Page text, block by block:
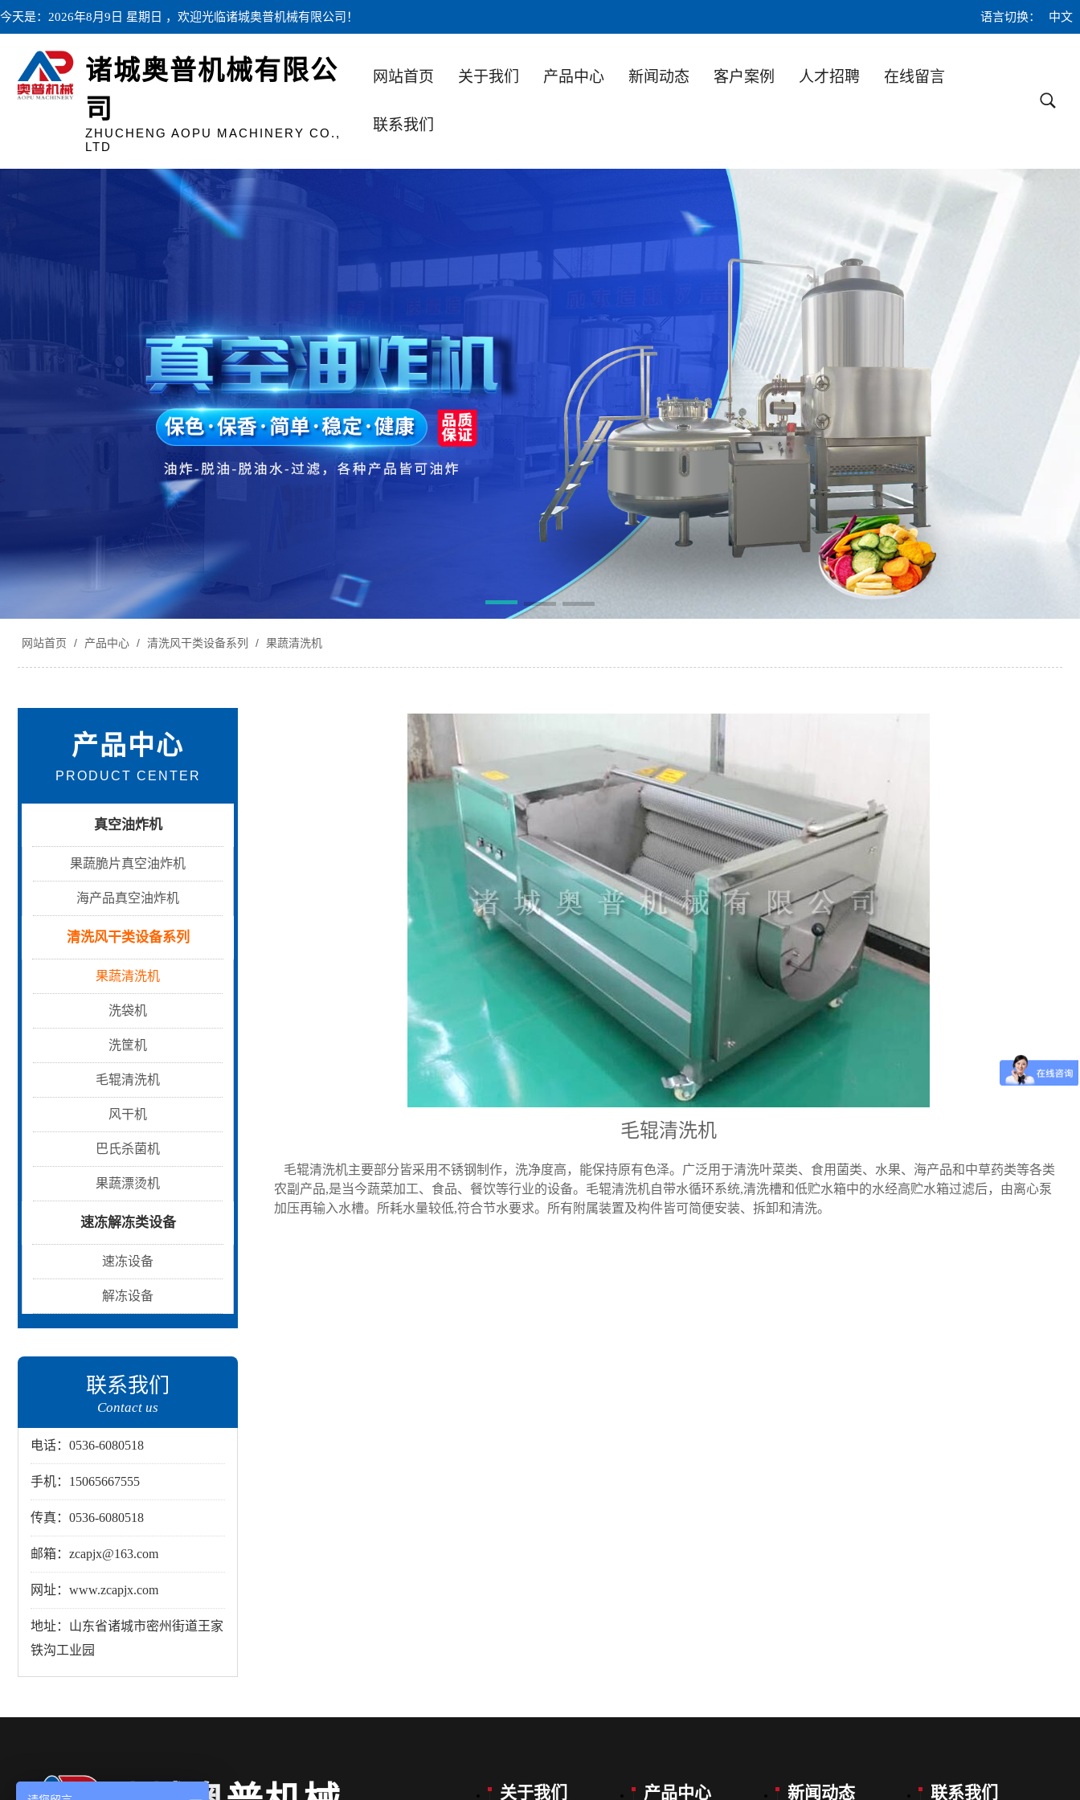
今天是：2026年8月9日 星期日 ，欢迎光临诸城奥普机械有限公司！ 语言切换： 中文
诸城奥普机械有限公
司
ZHUCHENG AOPU MACHINERY CO.,
LTD
网站首页 关于我们 产品中心 新闻动态 客户案例 人才招聘 在线留言
联系我们
网站首页 / 产品中心 / 清洗风干类设备系列 / 果蔬清洗机
产品中心
PRODUCT CENTER
真空油炸机
果蔬脆片真空油炸机
海产品真空油炸机
清洗风干类设备系列
果蔬清洗机
洗袋机
洗筐机
毛辊清洗机
风干机
巴氏杀菌机
果蔬漂烫机
速冻解冻类设备
速冻设备
解冻设备
联系我们
Contact us
电话：0536-6080518
手机：15065667555
传真：0536-6080518
邮箱：zcapjx@163.com
网址：www.zcapjx.com
地址：山东省诸城市密州街道王家
铁沟工业园
毛辊清洗机
毛辊清洗机主要部分皆采用不锈钢制作，洗净度高，能保持原有色泽。广泛用于清洗叶菜类、食用菌类、水果、海产品和中草药类等各类
农副产品,是当今蔬菜加工、食品、餐饮等行业的设备。毛辊清洗机自带水循环系统,清洗槽和低贮水箱中的水经高贮水箱过滤后，由离心泵
加压再输入水槽。所耗水量较低,符合节水要求。所有附属装置及构件皆可简便安装、拆卸和清洗。
关于我们 产品中心 新闻动态 联系我们